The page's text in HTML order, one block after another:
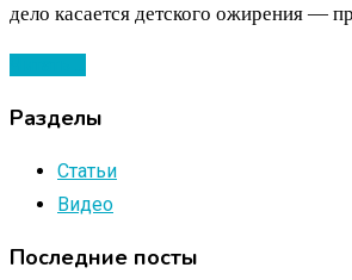
дело касается детского ожирения —
Разделы
Статьи
Видео
Последние посты